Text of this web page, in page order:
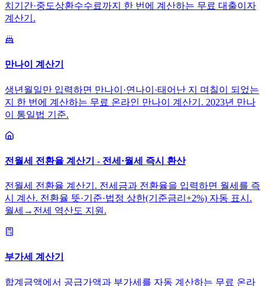
치기간·중도상환수수료까지 한 번에 계산하는 무료 대출이자
계산기.
만나이 계산기
생년월일만 입력하면 만나이·연나이·태어난 지 며칠이 되었는
지 한 번에 계산하는 무료 온라인 만나이 계산기. 2023년 만나
이 통일법 기준.
전월세 전환율 계산기 - 전세·월세 즉시 환산
전월세 전환율 계산기. 전세금과 전환율을 입력하면 월세를 즉
시 계산. 전환율 뜻·기준·법정 상한(기준금리+2%) 자동 표시.
월세→전세 역산도 지원.
부가세 계산기
합계금액에서 공급가액과 부가세를 자동 계산하는 무료 온라